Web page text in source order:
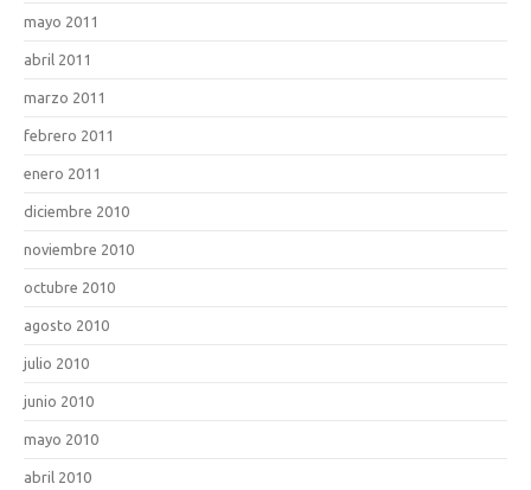
mayo 2011
abril 2011
marzo 2011
febrero 2011
enero 2011
diciembre 2010
noviembre 2010
octubre 2010
agosto 2010
julio 2010
junio 2010
mayo 2010
abril 2010